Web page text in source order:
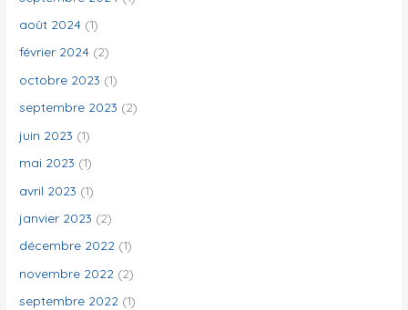
août 2024 (1)
février 2024 (2)
octobre 2023 (1)
septembre 2023 (2)
juin 2023 (1)
mai 2023 (1)
avril 2023 (1)
janvier 2023 (2)
décembre 2022 (1)
novembre 2022 (2)
septembre 2022 (1)